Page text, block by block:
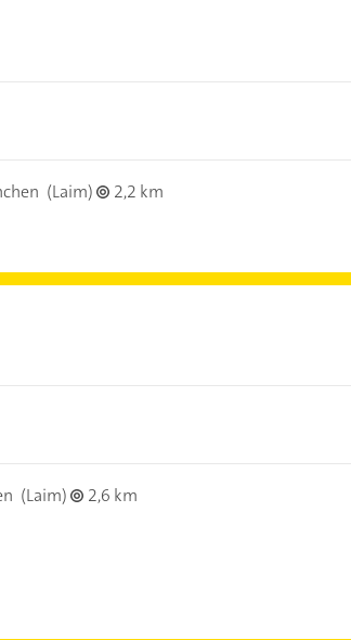
(Laim)
2,2 km
(Laim)
2,6 km